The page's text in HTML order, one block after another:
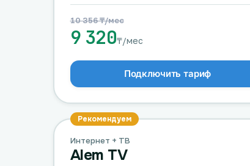
10 356 ₸/мес
9 320₸/мес
Подключить тариф
Рекомендуем
Интернет + ТВ
Alem TV